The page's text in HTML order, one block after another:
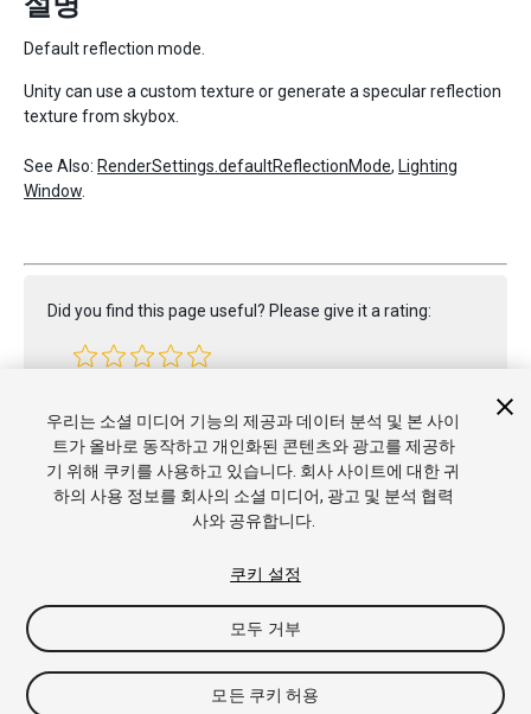
Default reflection mode.
Unity can use a custom texture or generate a specular reflection
texture from skybox.
See Also: RenderSettings.defaultReflectionMode, Lighting
Window
Did you find this page useful? Please give it a rating:
Copyright © 2020 Unity Technologies. Publication 2019.3
튜토리얼
커뮤니티 답변 기술 자료 포럼 에셋 스토어
상표 및
이용약관
개인정보처리방침
내 개인정보 판매 금
우리는 소셜 미디어 기능의 제공과 데이터 분석 및 본 사이
트가 올바로 동작하고 개인화된 콘텐츠와 광고를 제공하
기 위해 쿠키를 사용하고 있습니다. 회사 사이트에 대한 귀
하의 사용 정보를 회사의 소셜 미디어, 광고 및 분석 협력
사와 공유합니다.
쿠키 설정
모두 거부
모든 쿠키 허용